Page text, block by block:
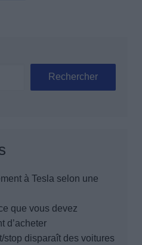
Rechercher
à Tesla selon une
que vous devez
d’acheter
stop disparaît des voitures